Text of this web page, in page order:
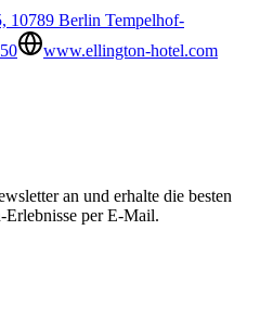
10789 Berlin Tempelhof-
www.ellington-hotel.com
an und erhalte die besten
per E-Mail.